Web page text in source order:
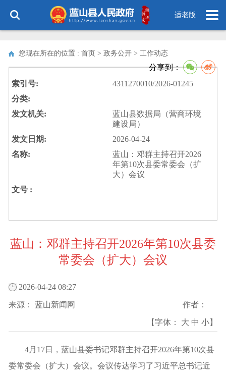
适老版
您现在所在的位置 : 首页 > 政务公开 > 工作动态
分享到：
索引号:
4311270010/2026-01245
分类:
发文机关:
蓝山县数据局（营商环境
建设局）
发文日期:
2026-04-24
名称:
蓝山：邓群主持召开2026
年第10次县委常委会（扩
大）会议
文号 :
蓝山：邓群主持召开2026年第10次县委
常委会（扩大）会议
2026-04-24 08:27
来源： 蓝山新闻网 作者：
【字体： 大 中 小】
4月17日，蓝山县委书记邓群主持召开2026年第10次县
委常委会（扩大）会议。会议传达学习了习近平总书记近